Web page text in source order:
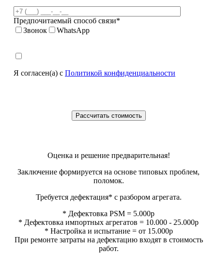
Предпочитаемый способ связи*
Звонок
WhatsApp
Я согласен(а) с Политикой конфиденциальности
Оценка и решение предварительная!
Заключение формируется на основе типовых проблем,
поломок.
Требуется дефектация* с разбором агрегата.
* Дефектовка PSM = 5.000р
* Дефектовка импортных агрегатов = 10.000 - 25.000р
* Настройка и испытание = от 15.000р
При ремонте затраты на дефектацию входят в стоимость
работ.